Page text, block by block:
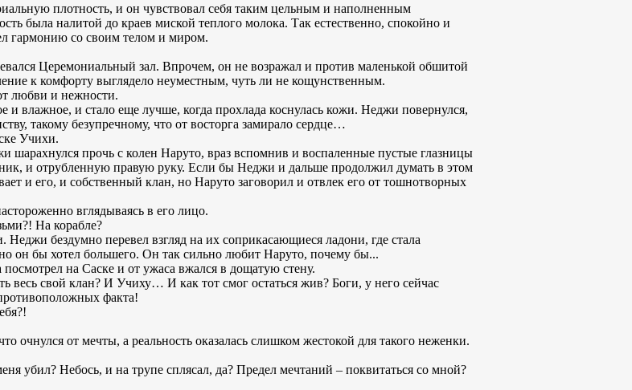
плотность, и он чувствовал себя таким цельным и наполненным
была налитой до краев миской теплого молока. Так естественно, спокойно и
гармонию со своим телом и миром.
Церемониальный зал. Впрочем, он не возражал и против маленькой обшитой
к комфорту выглядело неуместным, чуть ли не кощунственным.
любви и нежности.
и влажное, и стало еще лучше, когда прохлада коснулась кожи. Неджи повернулся,
такому безупречному, что от восторга замирало сердце…
Учихи.
шарахнулся прочь с колен Наруто, враз вспомнив и воспаленные пустые глазницы
и отрубленную правую руку. Если бы Неджи и дальше продолжил думать в этом
и его, и собственный клан, но Наруто заговорил и отвлек его от тошнотворных
вглядываясь в его лицо.
На корабле?
бездумно перевел взгляд на их соприкасающиеся ладони, где стала
он бы хотел большего. Он так сильно любит Наруто, почему бы...
на Саске и от ужаса вжался в дощатую стену.
весь свой клан? И Учиху… И как тот смог остаться жив? Боги, у него сейчас
факта!
очнулся от мечты, а реальность оказалась слишком жестокой для такого неженки.
убил? Небось, и на трупе сплясал, да? Предел мечтаний – поквитаться со мной?